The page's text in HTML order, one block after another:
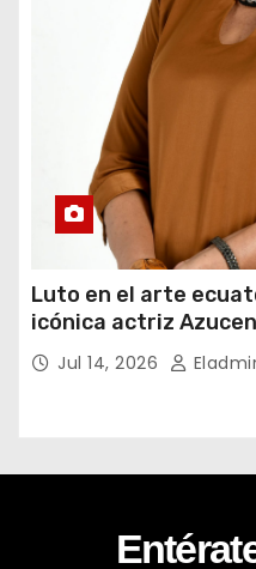
Luto en el arte
icónica actriz
Jul 14, 2026